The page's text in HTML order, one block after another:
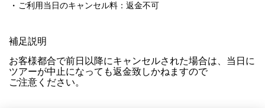
ご利用当日のキャンセル料：返金不可
補足説明
お客様都合で前日以降にキャンセルされた場合は、当日に
ツアーが中止になっても返金致しかねますので
ご注意ください。